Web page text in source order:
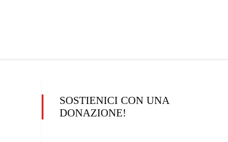
SOSTIENICI CON UNA
DONAZIONE!